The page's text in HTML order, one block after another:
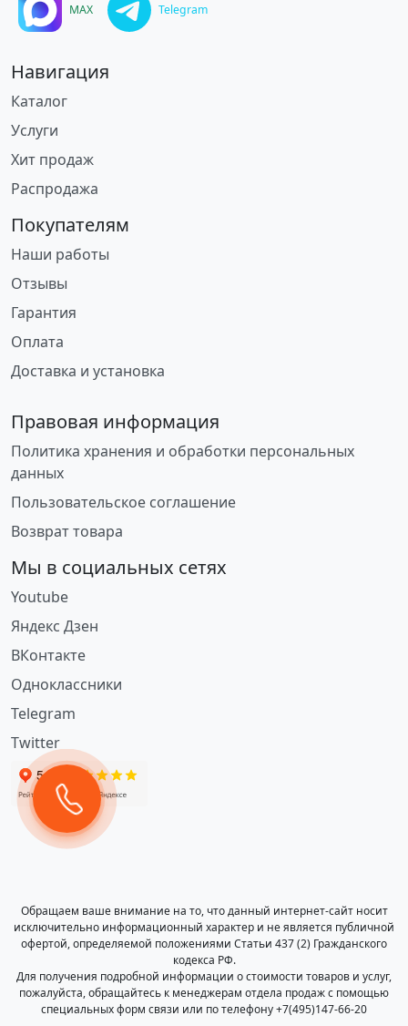
MAX Telegram
Навигация
Каталог
Услуги
Хит продаж
Распродажа
Покупателям
Наши работы
Отзывы
Гарантия
Оплата
Доставка и установка
Правовая информация
Политика хранения и обработки персональных
данных
Пользовательское соглашение
Возврат товара
Мы в социальных сетях
Youtube
Яндекс Дзен
ВКонтакте
Одноклассники
Telegram
Twitter
Обращаем ваше внимание на то, что данный интернет-сайт носит
исключительно информационный характер и не является публичной
офертой, определяемой положениями Статьи 437 (2) Гражданского
кодекса РФ.
Для получения подробной информации о стоимости товаров и услуг,
пожалуйста, обращайтесь к менеджерам отдела продаж с помощью
специальных форм связи или по телефону +7(495)147-66-20